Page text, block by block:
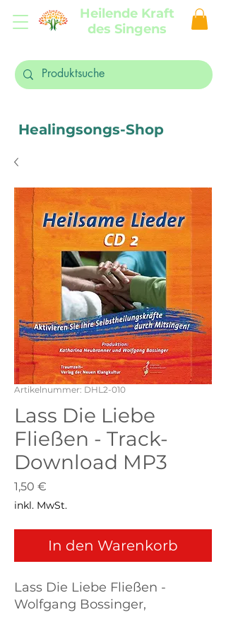
Heilende Kraft
des Singens
Healingsongs-Shop
Artikelnummer: DHL2-010
Lass Die Liebe
Fließen - Track-
Download MP3
1,50 €
inkl. MwSt.
In den Warenkorb
Lass Die Liebe Fließen -
Wolfgang Bossinger,